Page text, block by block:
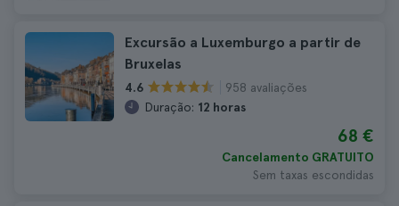
Excursão a Luxemburgo a partir de
Bruxelas
4.6
958 avaliações
Duração: 12 horas
68 €
Cancelamento GRATUITO
Sem taxas escondidas